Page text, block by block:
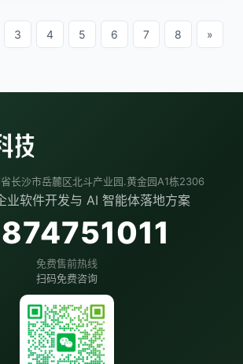
3 4 5 6 7 8 »
长沙市岳麓区北斗产业园.黄金园A1栋2306
业软件开发与 AI 智能体落地方案
免费售前热线
扫码免费咨询